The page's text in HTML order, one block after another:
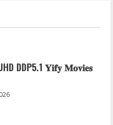
DDP5.1 𝐘𝐢𝐟𝐲 𝐌𝐨𝐯𝐢𝐞𝐬